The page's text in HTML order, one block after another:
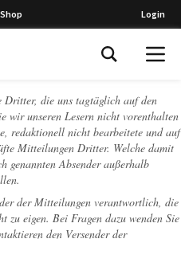
Shop Login
Dritter, die uns tagtäglich auf den
wir unseren Lesern nicht vorenthalten
redaktionell nicht bearbeitete und auf
Mitteilungen Dritter. Welche damit
genannten Absender außerhalb
der Mitteilungen verantwortlich, die
zu eigen. Bei Fragen dazu wenden Sie
den Versender der